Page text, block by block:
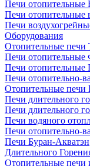
Печи отопительные
Печи отопительные
Печи
Оборудования
Отопительные печи
Печи отопительные
Печи отопительные
Печи отопительно-
Отопительные печи
Печи длительного
Печи длительного
Печи водяного
Печи отопительно-
Печи Буран-Акватэн
Длительного
Отопительные печи